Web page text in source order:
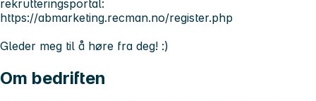
rekrutteringsportal:
https://abmarketing.recman.no/register.php
Gleder meg til å høre fra deg! :)
Om bedriften